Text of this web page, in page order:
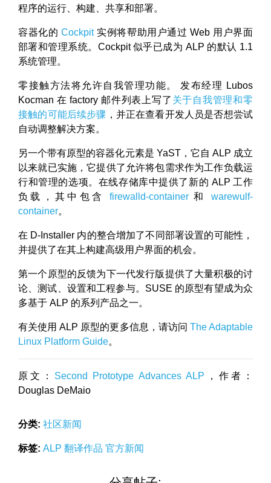
程序的运行、构建、共享和部署。
容器化的Cockpit实例将帮助用户通过 Web 用户界面
部署和管理系统。Cockpit 似乎已成为 ALP 的默认 1.1
系统管理。
零接触方法将允许自我管理功能。 发布经理 Lubos
Kocman 在 factory 邮件列表上写了 关于自我管理和零
接触的可能后续步骤 ，并正在查看开发人员是否想尝试
自动调整解决方案。
另一个带有原型的容器化元素是 YaST，它自 ALP 成立
以来就已实施，它提供了允许将包需求作为工作负载运
行和管理的选项。在线存储库中提供了新的 ALP 工作
负载，其中包含 firewalld-container和warewulf-
container。
在 D-Installer 内的整合增加了不同部署设置的可能性，
并提供了在其上构建高级用户界面的机会。
第一个原型的反馈为下一代发行版提供了大量积极的讨
论、测试、设置和工程参与。SUSE 的原型有望成为众
多基于 ALP 的系列产品之一。
有关使用 ALP 原型的更多信息，请访问 The Adaptable
Linux Platform Guide。
原文： Second Prototype Advances ALP ，作者：
Douglas DeMaio
分类: 社区新闻
标签: ALP 翻译作品 官方新闻